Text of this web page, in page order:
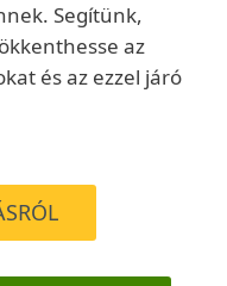
Segítünk,
az
és az ezzel járó